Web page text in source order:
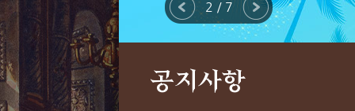
2 / 7
공지사항